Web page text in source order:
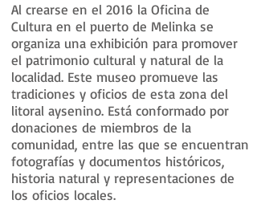
Al crearse en el 2016 la Oficina de
Cultura en el puerto de Melinka se
organiza una exhibición para promover
el patrimonio cultural y natural de la
localidad. Este museo promueve las
tradiciones y oficios de esta zona del
litoral aysenino. Está conformado por
donaciones de miembros de la
comunidad, entre las que se encuentran
fotografías y documentos históricos,
historia natural y representaciones de
los oficios locales.